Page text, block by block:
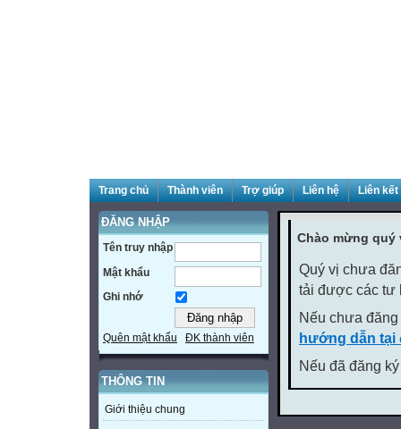
Trang chủ Thành viên Trợ giúp Liên hệ Liên
ĐĂNG NHẬP
Tên truy nhập
Mật khẩu
Ghi nhớ
Quên mật khẩu ĐK thành viên
THÔNG TIN
Giới thiệu chung
Chào mừng quý
Quý vị chưa
tải được các tư
Nếu chưa
hướng dẫn tại
Nếu đã đăng